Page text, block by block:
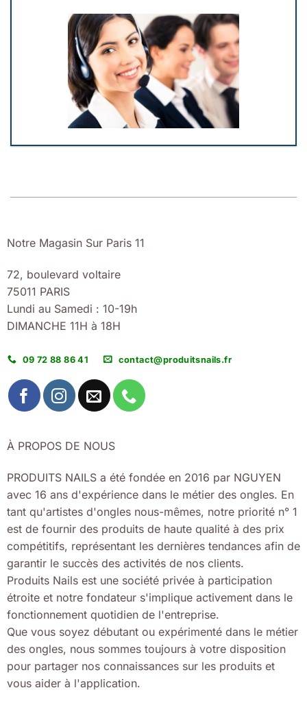
Notre Magasin Sur Paris 11
72, boulevard voltaire
75011 PARIS
Lundi au Samedi : 10-19h
DIMANCHE 11H à 18H
09 72 88 86 41 contact@produitsnails.fr
À PROPOS DE NOUS
PRODUITS NAILS a été fondée en 2016 par NGUYEN
avec 16 ans d'expérience dans le métier des ongles. En
tant qu'artistes d'ongles nous-mêmes, notre priorité n° 1
est de fournir des produits de haute qualité à des prix
compétitifs, représentant les dernières tendances afin de
garantir le succès des activités de nos clients.
Produits Nails est une société privée à participation
étroite et notre fondateur s'implique activement dans le
fonctionnement quotidien de l'entreprise.
Que vous soyez débutant ou expérimenté dans le métier
des ongles, nous sommes toujours à votre disposition
pour partager nos connaissances sur les produits et
vous aider à l'application.